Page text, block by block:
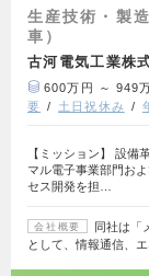
生産技術・製
車）
古河電気工業株
600万円 ～ 949
要
土日祝休み
【ミッション】 設備
マル電子事業部門お
セス開発を担…
会社概要
同社は「
として、情報通信、